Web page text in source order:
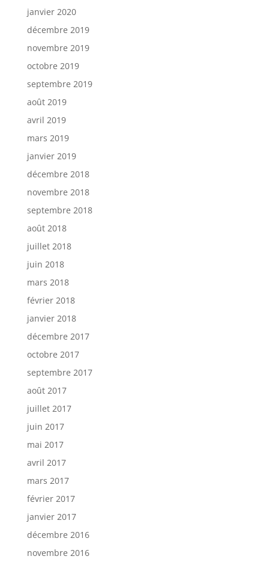
janvier 2020
décembre 2019
novembre 2019
octobre 2019
septembre 2019
août 2019
avril 2019
mars 2019
janvier 2019
décembre 2018
novembre 2018
septembre 2018
août 2018
juillet 2018
juin 2018
mars 2018
février 2018
janvier 2018
décembre 2017
octobre 2017
septembre 2017
août 2017
juillet 2017
juin 2017
mai 2017
avril 2017
mars 2017
février 2017
janvier 2017
décembre 2016
novembre 2016